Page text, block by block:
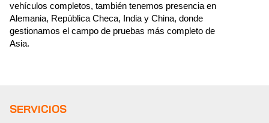
vehículos completos, también tenemos presencia en
Alemania, República Checa, India y China, donde
gestionamos el campo de pruebas más completo de
Asia.
SERVICIOS